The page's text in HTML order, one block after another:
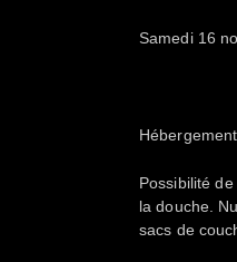
Samedi 16
Hébergement
Possibilité
la douche.
sacs de